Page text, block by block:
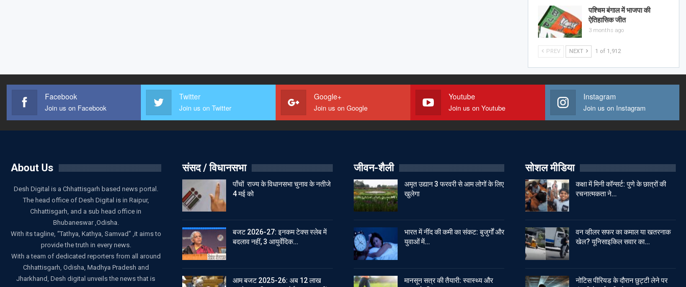
पश्चिम बंगाल में भाजपा की
ऐतिहासिक जीत
3 months ago
PREV NEXT 1 of 1,912
Facebook
Join us on Facebook
Twitter
Join us on Twitter
Google+
Join us on Google
Youtube
Join us on Youtube
Instagram
Join us on Instagram
About Us
Desh Digital is a Chhattisgarh based news portal.
The head office of Desh Digital is in Raipur,
Chhattisgarh, and a sub head office in
Bhubaneswar ,Odisha.
With its tagline, “Tathya, Kathya, Samvad” ,it aims to
provide the truth in every news.
With a team of dedicated reporters from all around
Chhattisgarh, Odisha, Madhya Pradesh and
Jharkhand, Desh digital unveils the news that is
संसद / विधानसभा
पाँचों राज्य के विधानसभा चुनाव के नतीजे
4 मई को
बजट 2026-27: इनकम टेक्स स्लेब में
बदलाव नहीं, 3 आयुर्वेदिक…
आम बजट 2025-26: अब 12 लाख
जीवन-शैली
अमृत उद्यान 3 फरवरी से आम लोगों के लिए
खुलेगा
भारत में नींद की कमी का संकट: बुजुर्गों और
युवाओं में…
मानसून सत्र की तैयारी: स्वास्थ्य और
सोशल मीडिया
कक्षा में मिनी कॉन्सर्ट: पुणे के छात्रों की
रचनात्मकता ने…
वन व्हीलर सफर का कमाल या खतरनाक
खेल? यूनिसाइकिल सवार का…
नोटिस पीरियड के दौरान छुट्टी लेने पर